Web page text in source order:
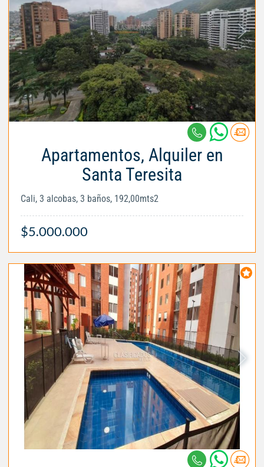
Apartamentos, Alquiler en
Santa Teresita
Cali, 3 alcobas, 3 baños, 192,00mts2
$5.000.000